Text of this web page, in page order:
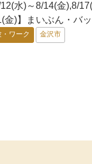
12(水)～8/14(金),8/
金)】まいぶん・バ
ー@金沢市
ワーク 金沢市